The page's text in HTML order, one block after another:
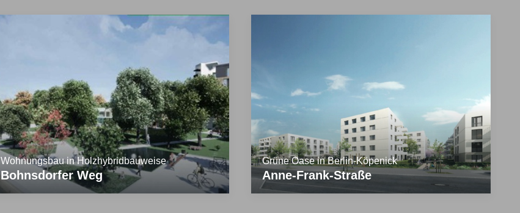
Wohnungsbau in Holzhybridbauweise
Bohnsdorfer Weg
Grüne Oase in Berlin-Köpenick
Anne-Frank-Straße